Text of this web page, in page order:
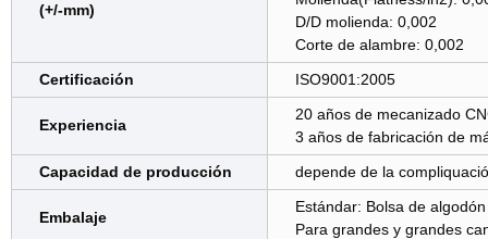
(+/-mm)
D/D molienda: 0,002
Corte de alambre: 0,002
Certificación
ISO9001:2005
Experiencia
20 años de mecanizado
3 años de fabricación de
Capacidad de producción
depende de la
Embalaje
Estándar: Bolsa de
Para grandes y grandes